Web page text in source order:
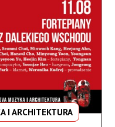
I ARCHITEKTURA